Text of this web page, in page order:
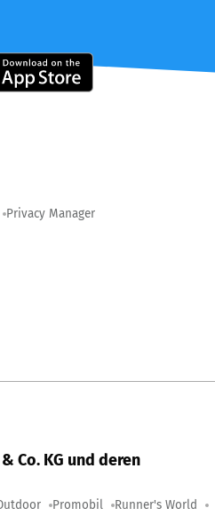
Privacy Manager
Co. KG und deren
Promobil Runner's World